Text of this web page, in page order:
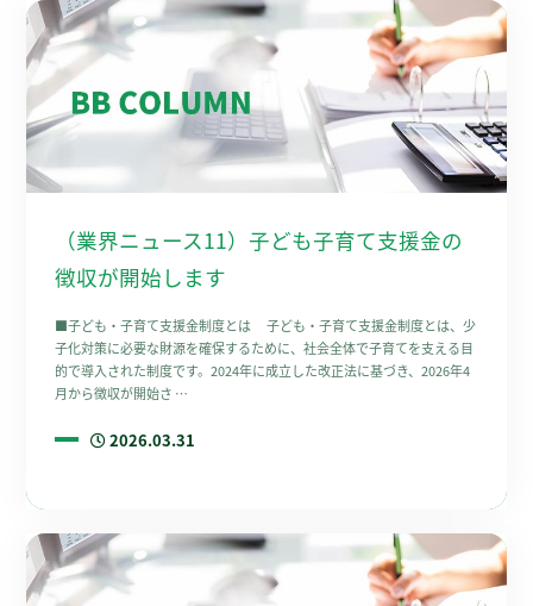
（業界ニュース11）子ども子育て支援金の
徴収が開始します
■子ども・子育て支援金制度とは 子ども・子育て支援金制度とは、少
子化対策に必要な財源を確保するために、社会全体で子育てを支える目
的で導入された制度です。2024年に成立した改正法に基づき、2026年4
月から徴収が開始さ …
2026.03.31